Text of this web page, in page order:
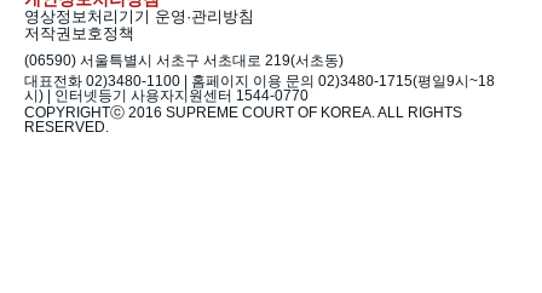
영상정보처리기기 운영·관리방침
저작권보호정책
(06590) 서울특별시 서초구 서초대로 219(서초동)
대표전화 02)3480-1100 | 홈페이지 이용 문의 02)3480-1715(평일9시~18
시) | 인터넷등기 사용자지원센터 1544-0770
COPYRIGHTⓒ 2016 SUPREME COURT OF KOREA. ALL RIGHTS
RESERVED.